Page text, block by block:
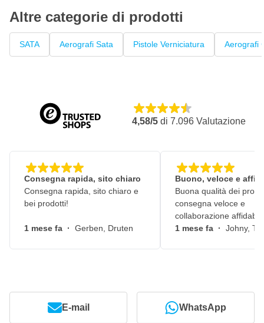
Caratteristiche della SATAjet X 5500 RP DIGITAL - Tipo
Adatto per vernici a base d'acqua e diluenti
Disponibile in ogni apertura dell'ugello
Viene fornita con garanzia SATA
Altre categorie di prodotti
SATA Aerografi Sata Pistole Verniciatura Aerografi
4,58/5 di 7.096 Valutazione
Consegna rapida, sito chiaro
Consegna rapida, sito chiaro e
bei prodotti!
1 mese fa · Gerben, Druten
Buono, veloce e
Buona qualità dei
consegna veloce e
collaborazione
1 mese fa · Johny,
E-mail WhatsApp